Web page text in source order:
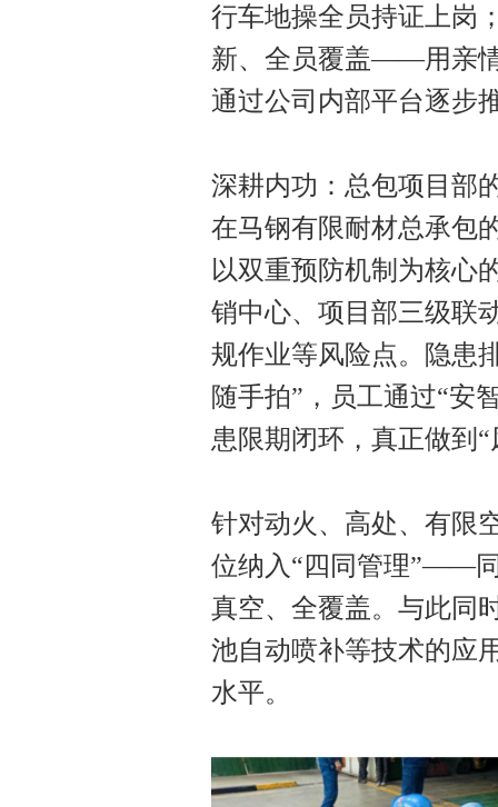
行车地操全员持证上岗
新、全员覆盖——用亲
通过公司内部平台逐步
深耕内功：总包项目部
在马钢有限耐材总承包
以双重预防机制为核心
销中心、项目部三级联
规作业等风险点。隐患
随手拍”，员工通过“安
患限期闭环，真正做到
针对动火、高处、有限
位纳入“四同管理”——
真空、全覆盖。与此同
池自动喷补等技术的应
水平。